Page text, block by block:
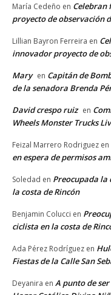
María Cedeño en Celebran
proyecto de observación
Lillian Bayron Ferreira en
innovador proyecto de
Mary en Capitán de
de la senadora Brenda
David crespo ruiz en
Wheels Monster Trucks
Feizal Marrero Rodriguez en
en espera de permisos
Soledad en Preocupada la
la costa de Rincón
Benjamin Colucci en
ciclista en la costa de
Ada Pérez Rodríguez en
Fiestas de la Calle San
Deyanira en A punto de